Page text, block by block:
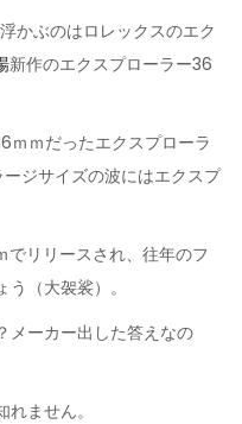
かぶのはロレックスのエク
新作のエクスプローラー36
ｍｍだったエクスプローラ
ジサイズの波にはエクスプ
リリースされ、往年のフ
（大袈裟）。
メーカー出した答えなの
ません。